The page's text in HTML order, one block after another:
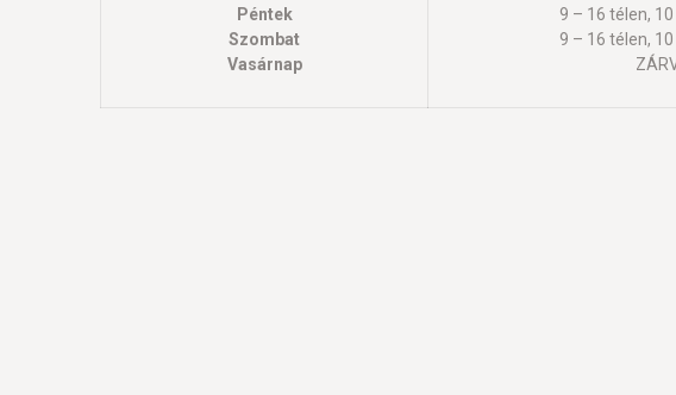
Péntek
Szombat
Vasárnap
9 – 16 télen,
9 – 16 télen,